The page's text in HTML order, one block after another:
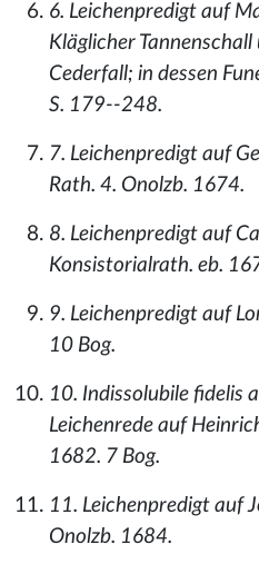
6. Leichenpredigt auf
Kläglicher
Cederfall; in dessen
S. 179--248.
7. Leichenpredigt auf
Rath. 4. Onolzb. 1674.
8. Leichenpredigt auf
Konsistorialrath. eb.
9. Leichenpredigt auf
10 Bog.
10. Indissolubile fidelis
Leichenrede auf
1682. 7 Bog.
11. Leichenpredigt auf
Onolzb. 1684.